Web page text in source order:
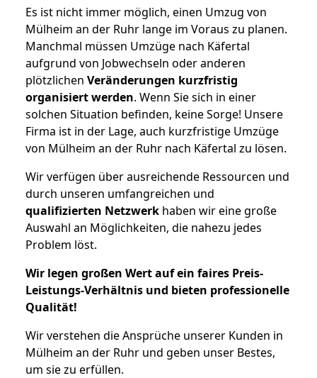
Es ist nicht immer möglich, einen Umzug von
Mülheim an der Ruhr lange im Voraus zu planen.
Manchmal müssen Umzüge nach Käfertal
aufgrund von Jobwechseln oder anderen
plötzlichen Veränderungen kurzfristig
organisiert werden. Wenn Sie sich in einer
solchen Situation befinden, keine Sorge! Unsere
Firma ist in der Lage, auch kurzfristige Umzüge
von Mülheim an der Ruhr nach Käfertal zu lösen.
Wir verfügen über ausreichende Ressourcen und
durch unseren umfangreichen und
qualifizierten Netzwerk haben wir eine große
Auswahl an Möglichkeiten, die nahezu jedes
Problem löst.
Wir legen großen Wert auf ein faires Preis-
Leistungs-Verhältnis und bieten professionelle
Qualität!
Wir verstehen die Ansprüche unserer Kunden in
Mülheim an der Ruhr und geben unser Bestes,
um sie zu erfüllen.